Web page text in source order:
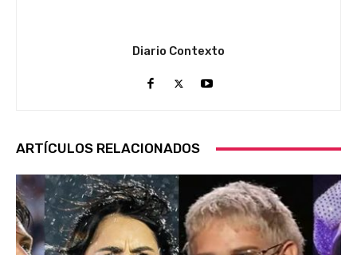
Diario Contexto
ARTÍCULOS RELACIONADOS